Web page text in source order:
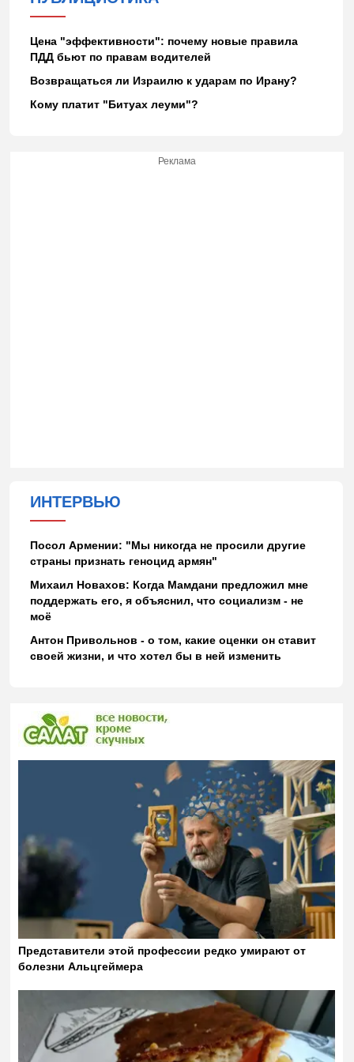
Цена "эффективности": почему новые правила
ПДД бьют по правам водителей
Возвращаться ли Израилю к ударам по Ирану?
Кому платит "Битуах леуми"?
Реклама
ИНТЕРВЬЮ
Посол Армении: "Мы никогда не просили другие
страны признать геноцид армян"
Михаил Новахов: Когда Мамдани предложил мне
поддержать его, я объяснил, что социализм - не
моё
Антон Привольнов - о том, какие оценки он ставит
своей жизни, и что хотел бы в ней изменить